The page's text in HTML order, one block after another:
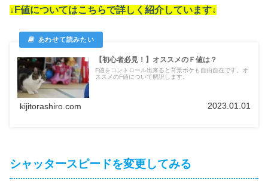
↓F値についてはこちらで詳しく紹介しています↓
【初心者必見！】オススメのＦ値は？
F値をコントロール出来ると背景ボケも自由自在です。オ
ススメのF値について解説します。
kijitorashiro.com 2023.01.01
シャッタースピードを変更してみる